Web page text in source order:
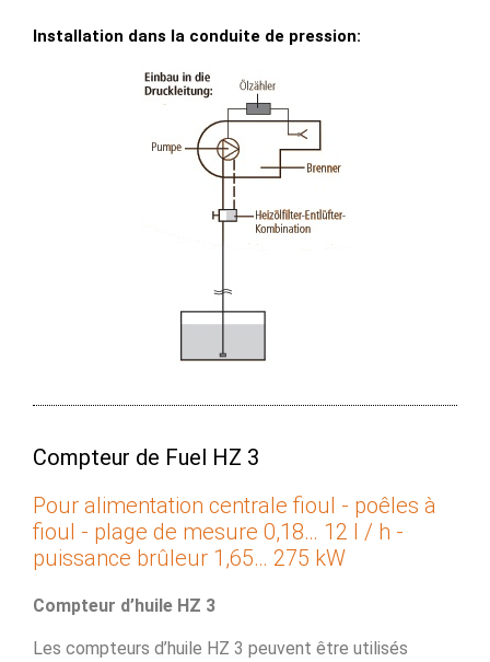
Installation dans la conduite de pression:
Compteur de Fuel HZ 3
Pour alimentation centrale fioul - poêles à
fioul - plage de mesure 0,18… 12 l / h -
puissance brûleur 1,65… 275 kW
Compteur d’huile HZ 3
Les compteurs d’huile HZ 3 peuvent être utilisés